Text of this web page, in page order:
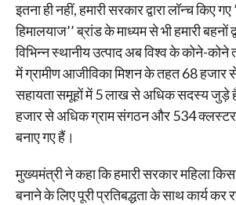
इतना ही नहीं, हमारी सरकार द्वारा लॉन्च किए
हिमालयाज’’ ब्रांड के माध्यम से भी हमारी बहनों
विभिन्न स्थानीय उत्पाद अब विश्व के कोने-
में ग्रामीण आजीविका मिशन के तहत 68 हजार
सहायता समूहों में 5 लाख से अधिक सदस्य जुड़े
हजार से अधिक ग्राम संगठन और 534
बनाए गए हैं।
मुख्यमंत्री ने कहा कि हमारी सरकार महिला
बनाने के लिए पूरी प्रतिबद्धता के साथ कार्य कर